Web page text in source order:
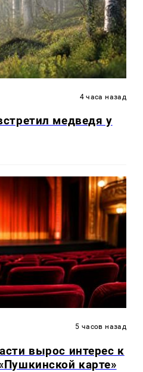
4 часа назад
медведя у
5 часов назад
вырос интерес к
карте»